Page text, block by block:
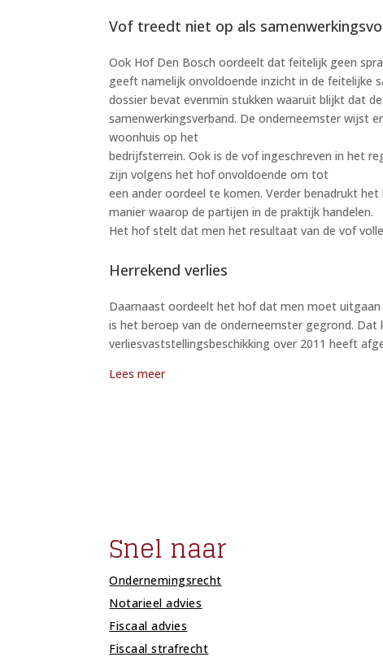
Vof treedt niet op als
Ook Hof Den Bosch oordeelt dat feitelijk geen
geeft namelijk onvoldoende inzicht in de feitelijke
dossier bevat evenmin stukken waaruit blijkt dat
samenwerkingsverband. De onderneemster wijst
woonhuis op het
bedrijfsterrein. Ook is de vof ingeschreven in het
zijn volgens het hof onvoldoende om tot
een ander oordeel te komen. Verder benadrukt
manier waarop de partijen in de praktijk handelen.
Het hof stelt dat men het resultaat van de vof
Herrekend verlies
Daarnaast oordeelt het hof dat men moet uitgaan
is het beroep van de onderneemster gegrond.
verliesvaststellingsbeschikking over 2011 heeft
Lees meer
Snel naar
Ondernemingsrecht
Notarieel advies
Fiscaal advies
Fiscaal strafrecht